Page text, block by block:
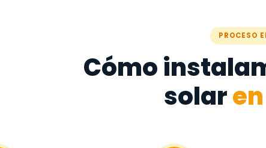
PROCESO
Cómo
solar